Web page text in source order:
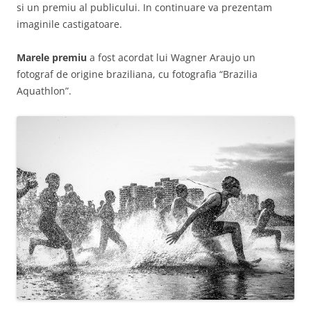
si un premiu al publicului. In continuare va prezentam
imaginile castigatoare.
Marele premiu a fost acordat lui Wagner Araujo un
fotograf de origine braziliana, cu fotografia “Brazilia
Aquathlon”.